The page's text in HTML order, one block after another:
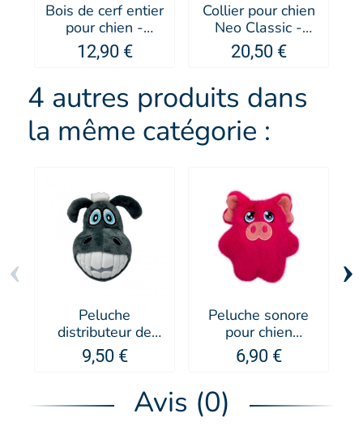
Bois de cerf entier
pour chien -
MARTIN SELLIER
12,90 €
Collier pour chien
Neo Classic -
EZYDOG
20,50 €
4 autres produits dans
la même catégorie :
Peluche
distributeur de
friandises pour
chien Marie Jeanne
9,50 €
Peluche sonore
pour chien
Snuzzles Mini PIG -
KONG®
6,90 €
‹ ›
Avis (0)